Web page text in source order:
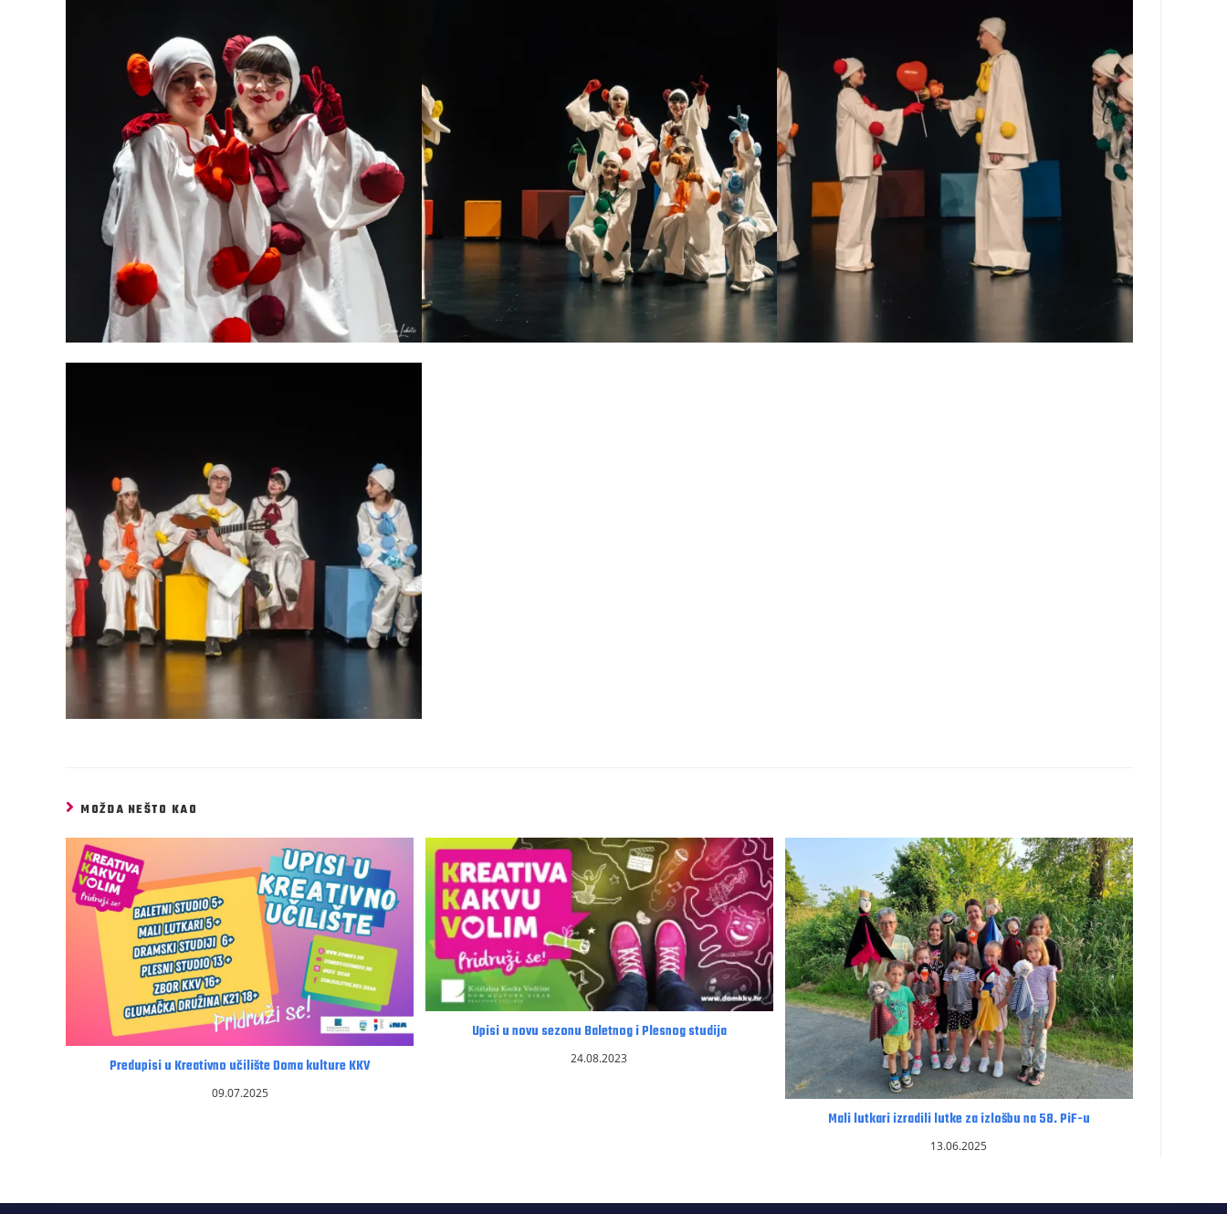
MOŽDA NEŠTO KAO
Predupisi u Kreativno učilište Doma kulture KKV
09.07.2025
Upisi u novu sezonu Baletnog i Plesnog studija
24.08.2023
Mali lutkari izradili lutke za izlošbu na 58. PiF-u
13.06.2025